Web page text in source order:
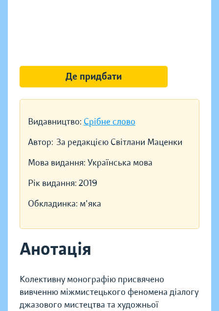
Видавництво: Срібне слово
Автор: За редакцією Світлани Маценки
Мова видання: Українська мова
Рік видання: 2019
Обкладинка: м'яка
Анотація
Колективну монографію присвячено
вивченню міжмистецького феномена діалогу
джазового мистецтва та художньої
Де придбати